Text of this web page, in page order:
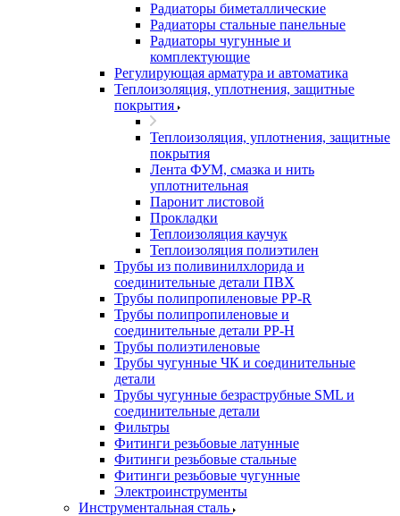
Радиаторы биметаллические
Радиаторы стальные панельные
Радиаторы чугунные и
комплектующие
Регулирующая арматура и автоматика
Теплоизоляция, уплотнения, защитные
покрытия
Теплоизоляция, уплотнения, защитные
покрытия
Лента ФУМ, смазка и нить
уплотнительная
Паронит листовой
Прокладки
Теплоизоляция каучук
Теплоизоляция полиэтилен
Трубы из поливинилхлорида и
соединительные детали ПВХ
Трубы полипропиленовые PP-R
Трубы полипропиленовые и
соединительные детали PP-H
Трубы полиэтиленовые
Трубы чугунные ЧК и соединительные
детали
Трубы чугунные безраструбные SML и
соединительные детали
Фильтры
Фитинги резьбовые латунные
Фитинги резьбовые стальные
Фитинги резьбовые чугунные
Электроинструменты
Инструментальная сталь